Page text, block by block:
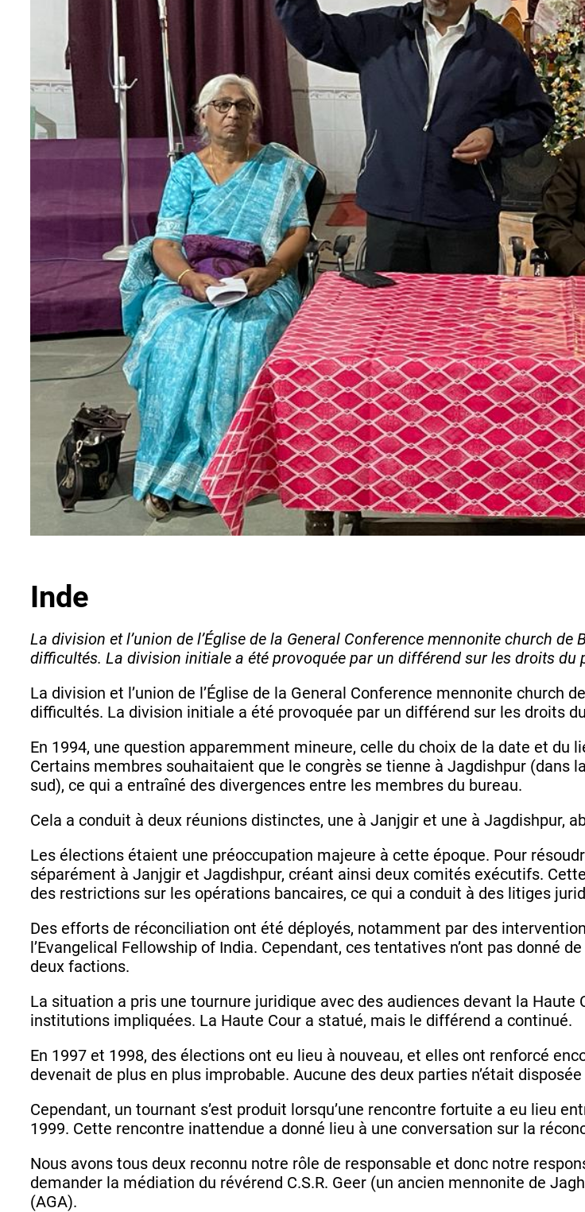
Inde
La division et l’union de l’Église de la General Conference mennonite church
difficultés. La division initiale a été provoquée par un différend sur les droits du
La division et l’union de l’Église de la General Conference mennonite church
difficultés. La division initiale a été provoquée par un différend sur les droits
En 1994, une question apparemment mineure, celle du choix de la date et du
Certains membres souhaitaient que le congrès se tienne à Jagdishpur (dans
sud), ce qui a entraîné des divergences entre les membres du bureau.
Cela a conduit à deux réunions distinctes, une à Janjgir et une à Jagdishpur,
Les élections étaient une préoccupation majeure à cette époque. Pour
séparément à Janjgir et Jagdishpur, créant ainsi deux comités exécutifs.
des restrictions sur les opérations bancaires, ce qui a conduit à des litiges
Des efforts de réconciliation ont été déployés, notamment par des
l’Evangelical Fellowship of India. Cependant, ces tentatives n’ont pas donné
deux factions.
La situation a pris une tournure juridique avec des audiences devant la
institutions impliquées. La Haute Cour a statué, mais le différend a continué.
En 1997 et 1998, des élections ont eu lieu à nouveau, et elles ont renforcé
devenait de plus en plus improbable. Aucune des deux parties n’était
Cependant, un tournant s’est produit lorsqu’une rencontre fortuite a eu lieu
1999. Cette rencontre inattendue a donné lieu à une conversation sur la
Nous avons tous deux reconnu notre rôle de responsable et donc notre
demander la médiation du révérend C.S.R. Geer (un ancien mennonite de
(AGA).